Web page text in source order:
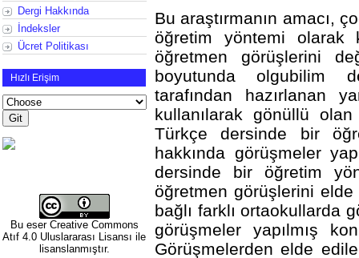
Dergi Hakkında
İndeksler
Ücret Politikası
Hızlı Erişim
Bu eser Creative Commons
Atıf 4.0 Uluslararası Lisansı ile
lisanslanmıştır.
Bu araştırmanın amacı,
öğretim yöntemi olarak
öğretmen görüşlerini
boyutunda olgubilim
tarafından hazırlanan
kullanılarak gönüllü
Türkçe dersinde bir
hakkında görüşmeler
dersinde bir öğretim
öğretmen görüşlerini
bağlı farklı ortaokullarda
görüşmeler yapılmış
Görüşmelerden elde